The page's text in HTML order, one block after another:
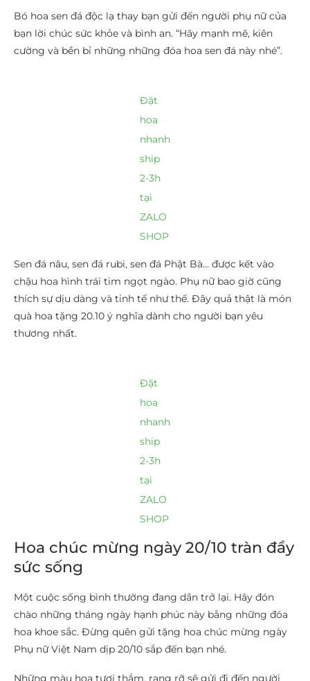
Bó hoa sen đá độc lạ thay bạn gửi đến người phụ nữ của
bạn lời chúc sức khỏe và bình an. “Hãy mạnh mẽ, kiên
cường và bền bỉ những những đóa hoa sen đá này nhé”.
Đặt
hoa
nhanh
ship
2-3h
tại
ZALO
SHOP
Sen đá nâu, sen đá rubi, sen đá Phật Bà… được kết vào
chậu hoa hình trái tim ngọt ngào. Phụ nữ bao giờ cũng
thích sự dịu dàng và tinh tế như thế. Đây quả thật là món
quà hoa tặng 20.10 ý nghĩa dành cho người bạn yêu
thương nhất.
Đặt
hoa
nhanh
ship
2-3h
tại
ZALO
SHOP
Hoa chúc mừng ngày 20/10 tràn đầy
sức sống
Một cuộc sống bình thường đang dần trở lại. Hãy đón
chào những tháng ngày hạnh phúc này bằng những đóa
hoa khoe sắc. Đừng quên gửi tặng hoa chúc mừng ngày
Phụ nữ Việt Nam dịp 20/10 sắp đến bạn nhé.
Những màu hoa tươi thắm, rạng rỡ sẽ gửi đi đến người